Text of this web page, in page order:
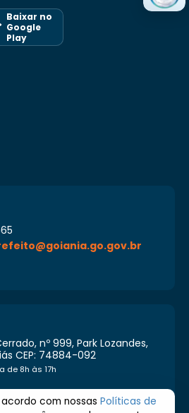
Baixar no
Google
Play
nº 999, Park Lozandes,
CEP: 74884-092
de 8h às 17h
com nossas Políticas de